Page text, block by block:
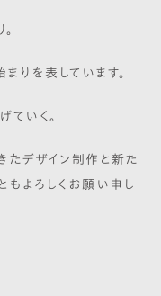
りを表しています。
ていく。
たデザイン制作と新た
もよろしくお願い申し